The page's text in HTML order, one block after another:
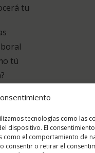
tecnologías como las
dispositivo. El
el comportamiento de
consentir o retirar el
tu
tú
/10
en1331
por eKomi